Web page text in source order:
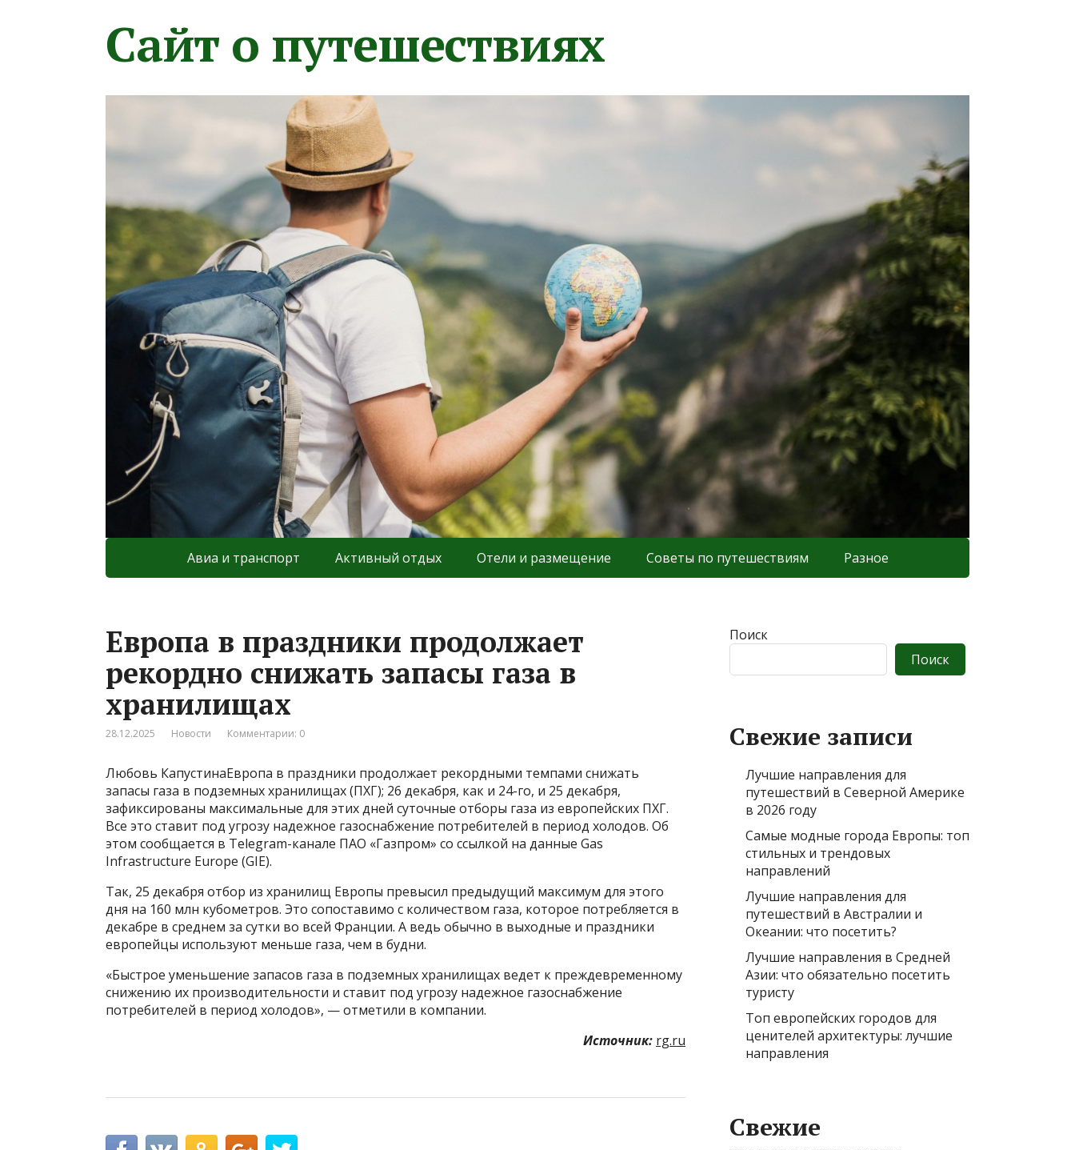
Сайт о путешествиях
Авиа и транспорт Активный отдых Отели и размещение Советы по путешествиям Разное
Европа в праздники продолжает
рекордно снижать запасы газа в
хранилищах
28.12.2025 Новости Комментарии: 0
Любовь КапустинаЕвропа в праздники продолжает рекордными темпами снижать
запасы газа в подземных хранилищах (ПХГ); 26 декабря, как и 24-го, и 25 декабря,
зафиксированы максимальные для этих дней суточные отборы газа из европейских ПХГ.
Все это ставит под угрозу надежное газоснабжение потребителей в период холодов. Об
этом сообщается в Telegram-канале ПАО «Газпром» со ссылкой на данные Gas
Infrastructure Europe (GIE).
Так, 25 декабря отбор из хранилищ Европы превысил предыдущий максимум для этого
дня на 160 млн кубометров. Это сопоставимо с количеством газа, которое потребляется в
декабре в среднем за сутки во всей Франции. А ведь обычно в выходные и праздники
европейцы используют меньше газа, чем в будни.
«Быстрое уменьшение запасов газа в подземных хранилищах ведет к преждевременному
снижению их производительности и ставит под угрозу надежное газоснабжение
потребителей в период холодов», — отметили в компании.
Источник: rg.ru
Поиск
Поиск
Свежие записи
Лучшие направления для
путешествий в Северной Америке
в 2026 году
Самые модные города Европы: топ
стильных и трендовых
направлений
Лучшие направления для
путешествий в Австралии и
Океании: что посетить?
Лучшие направления в Средней
Азии: что обязательно посетить
туристу
Топ европейских городов для
ценителей архитектуры: лучшие
направления
Свежие